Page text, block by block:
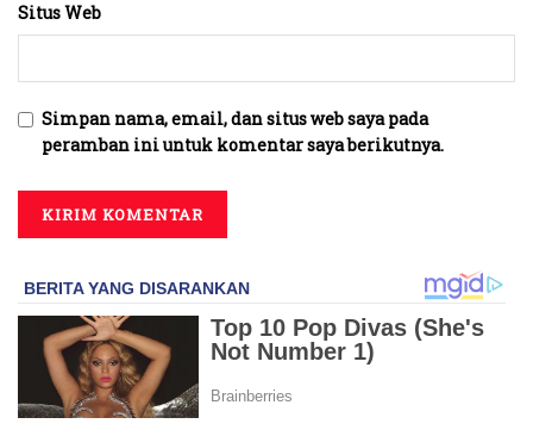
Situs Web
Simpan nama, email, dan situs web saya pada
peramban ini untuk komentar saya berikutnya.